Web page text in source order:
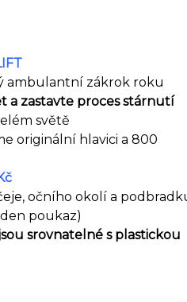
ambulantní zákrok roku
a zastavte proces stárnutí
světě
originální hlavici a 800
očního okolí a
poukaz)
srovnatelné s plastickou